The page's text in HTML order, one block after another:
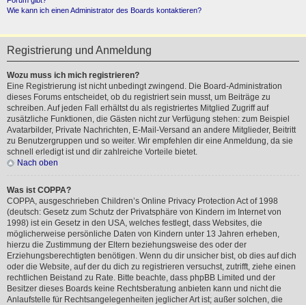
Wie kann ich einen Administrator des Boards kontaktieren?
Registrierung und Anmeldung
Wozu muss ich mich registrieren?
Eine Registrierung ist nicht unbedingt zwingend. Die Board-Administration
dieses Forums entscheidet, ob du registriert sein musst, um Beiträge zu
schreiben. Auf jeden Fall erhältst du als registriertes Mitglied Zugriff auf
zusätzliche Funktionen, die Gästen nicht zur Verfügung stehen: zum Beispiel
Avatarbilder, Private Nachrichten, E-Mail-Versand an andere Mitglieder, Beitritt
zu Benutzergruppen und so weiter. Wir empfehlen dir eine Anmeldung, da sie
schnell erledigt ist und dir zahlreiche Vorteile bietet.
Nach oben
Was ist COPPA?
COPPA, ausgeschrieben Children’s Online Privacy Protection Act of 1998
(deutsch: Gesetz zum Schutz der Privatsphäre von Kindern im Internet von
1998) ist ein Gesetz in den USA, welches festlegt, dass Websites, die
möglicherweise persönliche Daten von Kindern unter 13 Jahren erheben,
hierzu die Zustimmung der Eltern beziehungsweise des oder der
Erziehungsberechtigten benötigen. Wenn du dir unsicher bist, ob dies auf dich
oder die Website, auf der du dich zu registrieren versuchst, zutrifft, ziehe einen
rechtlichen Beistand zu Rate. Bitte beachte, dass phpBB Limited und der
Besitzer dieses Boards keine Rechtsberatung anbieten kann und nicht die
Anlaufstelle für Rechtsangelegenheiten jeglicher Art ist; außer solchen, die